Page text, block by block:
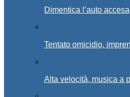
Dimentica l’auto
Tentato omicidio,
Alta velocità, musica a